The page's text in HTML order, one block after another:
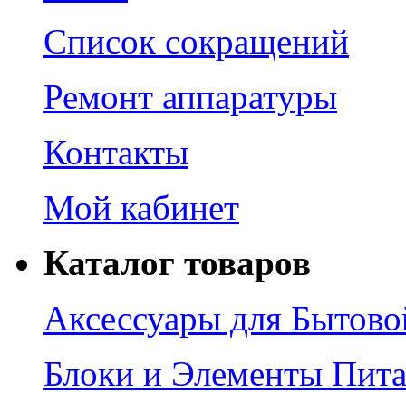
Список сокращений
Ремонт аппаратуры
Контакты
Мой кабинет
Каталог товаров
Аксессуары для
Блоки и Элементы